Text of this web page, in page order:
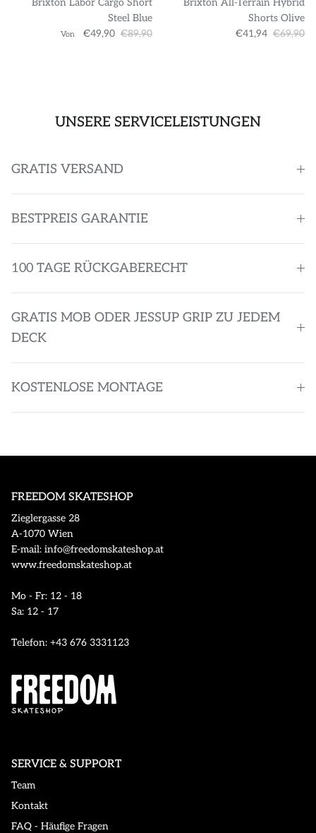
Brixton Labor Cargo Short
Steel Blue
Von €49,90 €89,90
Brixton All-Terrain Hybrid
Shorts Olive
€41,94 €69,90
UNSERE SERVICELEISTUNGEN
GRATIS VERSAND
BESTPREIS GARANTIE
100 TAGE RÜCKGABERECHT
GRATIS MOB ODER JESSUP GRIP ZU JEDEM
DECK
KOSTENLOSE MONTAGE
FREEDOM SKATESHOP
Zieglergasse 28
A-1070 Wien
E-mail: info@freedomskateshop.at
www.freedomskateshop.at
Mo - Fr: 12 - 18
Sa: 12 - 17
Telefon: +43 676 3331123
SERVICE & SUPPORT
Team
Kontakt
FAQ - Häufige Fragen